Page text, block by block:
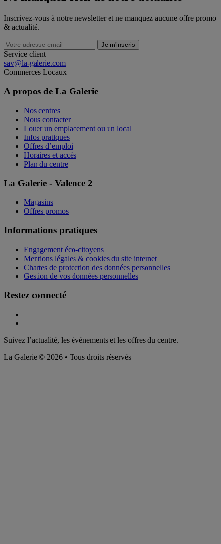
Inscrivez-vous à notre newsletter et ne manquez aucune offre promo
& actualité.
Je m'inscris
Service client
sav@la-galerie.com
Commerces Locaux
A propos de La Galerie
Nos centres
Nous contacter
Louer un emplacement ou un local
Infos pratiques
Offres d’emploi
Horaires et accès
Plan du centre
La Galerie - Valence 2
Magasins
Offres promos
Informations pratiques
Engagement éco-citoyens
Mentions légales & cookies du site internet
Chartes de protection des données personnelles
Gestion de vos données personnelles
Restez connecté
Suivez l’actualité, les événements et les offres du centre.
La Galerie © 2026 • Tous droits réservés